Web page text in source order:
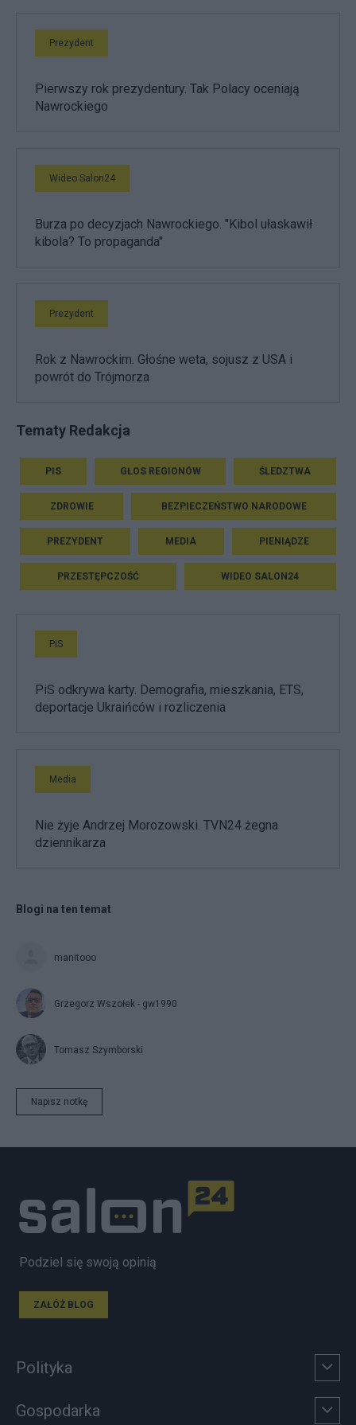
Prezydent
Pierwszy rok prezydentury. Tak Polacy oceniają
Nawrockiego
Wideo Salon24
Burza po decyzjach Nawrockiego. "Kibol ułaskawił
kibola? To propaganda"
Prezydent
Rok z Nawrockim. Głośne weta, sojusz z USA i
powrót do Trójmorza
Tematy Redakcja
PIS GŁOS REGIONÓW ŚLEDZTWA
ZDROWIE BEZPIECZEŃSTWO NARODOWE
PREZYDENT MEDIA PIENIĄDZE
PRZESTĘPCZOŚĆ WIDEO SALON24
PiS
PiS odkrywa karty. Demografia, mieszkania, ETS,
deportacje Ukraińców i rozliczenia
Media
Nie żyje Andrzej Morozowski. TVN24 żegna
dziennikarza
Blogi na ten temat
manitooo
Grzegorz Wszołek - gw1990
Tomasz Szymborski
Napisz notkę
Podziel się swoją opinią
ZAŁÓŻ BLOG
Polityka
Gospodarka